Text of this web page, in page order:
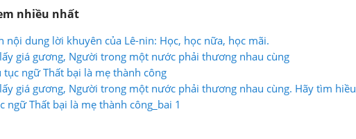
nhiều nhất
nội dung lời khuyên của Lê-nin: Học, học nữa, học mãi.
giá gương, Người trong một nước phải thương nhau cùng
tục ngữ Thất bại là mẹ thành công
giá gương, Người trong một nước phải thương nhau cùng. Hãy tìm hiều
nhủ điều gì trong câu ca dao ấy?
ngữ Thất bại là mẹ thành công_bai 1